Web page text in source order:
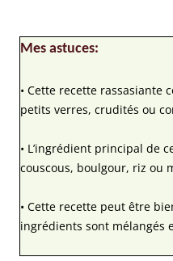
Mes astuces:
• Cette recette rassasiante
petits verres, crudités ou
• L’ingrédient principal de
couscous, boulgour, riz ou
• Cette recette peut être
ingrédients sont mélangés